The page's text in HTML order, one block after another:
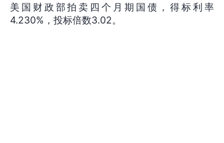
美国财政部拍卖四个月期国债，得标利率
4.230%，投标倍数3.02。